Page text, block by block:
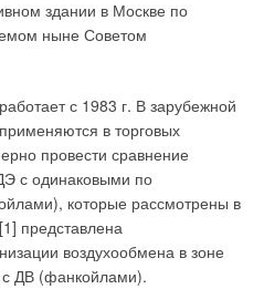
здании в Москве по
ныне Советом
с 1983 г. В зарубежной
в торговых
провести сравнение
с одинаковыми по
которые рассмотрены в
представлена
воздухообмена в зоне
ДВ (фанкойлами).
потребительского
российского отделения
филиалы — в Санкт-
чугунных изделий
технически совершенных
высококачественной
отопительной техники в
своим клиентам
для систем отопления: